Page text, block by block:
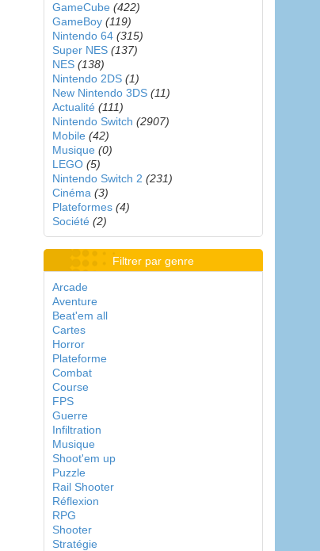
GameCube (422)
GameBoy (119)
Nintendo 64 (315)
Super NES (137)
NES (138)
Nintendo 2DS (1)
New Nintendo 3DS (11)
Actualité (111)
Nintendo Switch (2907)
Mobile (42)
Musique (0)
LEGO (5)
Nintendo Switch 2 (231)
Cinéma (3)
Plateformes (4)
Société (2)
Filtrer par genre
Arcade
Aventure
Beat'em all
Cartes
Horror
Plateforme
Combat
Course
FPS
Guerre
Infiltration
Musique
Shoot'em up
Puzzle
Rail Shooter
Réflexion
RPG
Shooter
Stratégie